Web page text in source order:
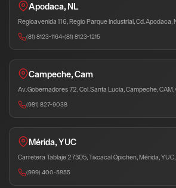
Apodaca, NL
Regioavenida 116, Regio Parque Industrial, Cd. Apodaca,
(81) 8123-1164•(81) 8123-1215
Campeche, Cam
Av. Gobernadores 72, Col. Santa Lucia, Campeche,
(981) 827-9038
Mérida, YUC
Carretera Tablaje 27305, Tixcacal Opichen, Mérida, YUC,
(999) 400-5855